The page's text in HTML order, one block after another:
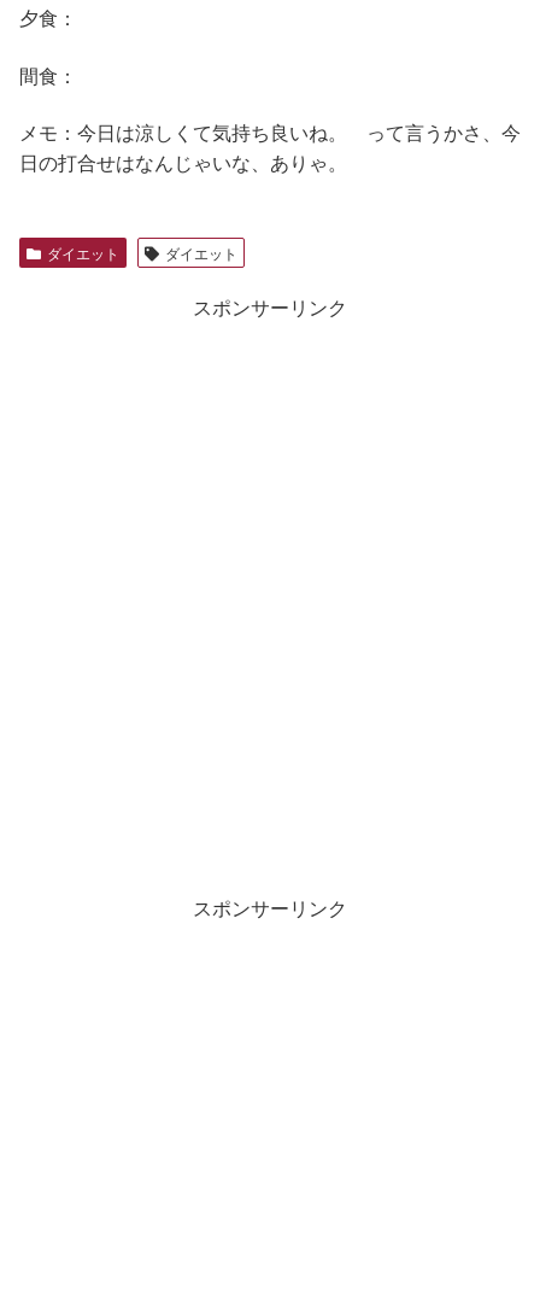
夕食：
間食：
メモ：今日は涼しくて気持ち良いね。 って言うかさ、今
日の打合せはなんじゃいな、ありゃ。
ダイエット ダイエット
スポンサーリンク
スポンサーリンク